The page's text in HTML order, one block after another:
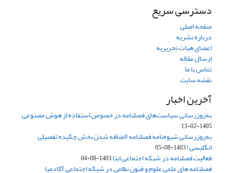
دسترسی سریع
صفحه اصلی
درباره نشریه
اعضای هیات تحریریه
ارسال مقاله
تماس با ما
نقشه سایت
آخرین اخبار
به‌روزرسانی سیاست‌های فصلنامه در خصوص استفاده از هوش مصنوعی
1405-02-13
به‌روزرسانی شیوه‌نامه فصلنامه (اضافه شدن بخش چکیده تفصیلی
انگلیسی)1403-08-05
فعالیت فصلنامه در شبکه اجتماعی ایتا1403-08-04
فصلنامه های علمی علوم و فنون نظامی در شبکه اجتماعی آکادمیا